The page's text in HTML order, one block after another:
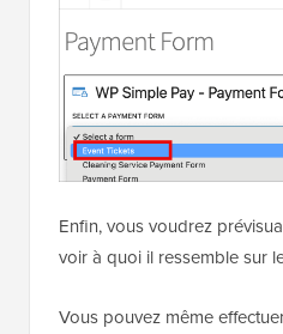
Enfin, vous voudrez
voir à quoi il ressemble sur
Vous pouvez même